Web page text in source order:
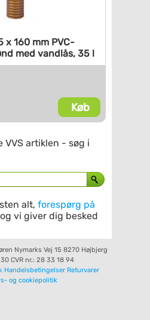
x 160 mmPVC-
med vandlås, 35 l
Køb
VVS artiklen - søg i
alt, forespørg på
og vi giver dig besked
Nymarks Vej 15 8270 Højbjerg
CVR nr.: 28 33 18 94
Handelsbetingelser Returvarer
og cookiepolitik